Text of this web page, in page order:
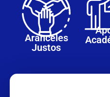
Aranceles
Justos